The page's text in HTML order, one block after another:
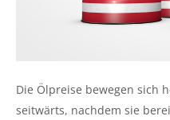
Die Ölpreise bewegen sich
seitwärts, nachdem sie